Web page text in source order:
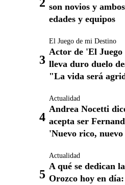
son novios y
edades y equipos
El Juego de mi Destino
Actor de 'El Juego
lleva duro duelo
"La vida será
Actualidad
Andrea Nocetti
acepta ser
'Nuevo rico,
Actualidad
A qué se dedican
Orozco hoy en